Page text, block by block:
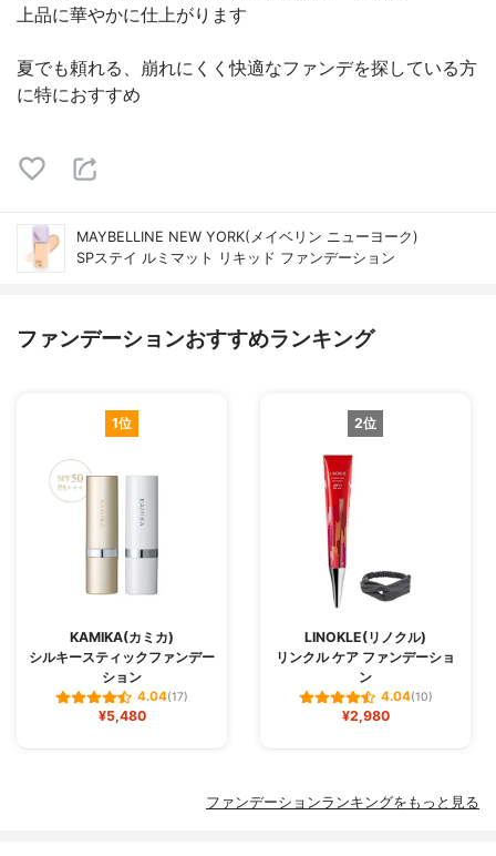
上品に華やかに仕上がります
夏でも頼れる、崩れにくく快適なファンデを探している方
に特におすすめ
MAYBELLINE NEW YORK(メイベリン ニューヨーク)
SPステイ ルミマット リキッド ファンデーション
ファンデーションおすすめランキング
1位
KAMIKA(カミカ)
シルキースティックファンデー
ション
4.04(17)
¥5,480
2位
LINOKLE(リノクル)
リンクル ケア ファンデーショ
ン
4.04(10)
¥2,980
ファンデーションランキングをもっと見る